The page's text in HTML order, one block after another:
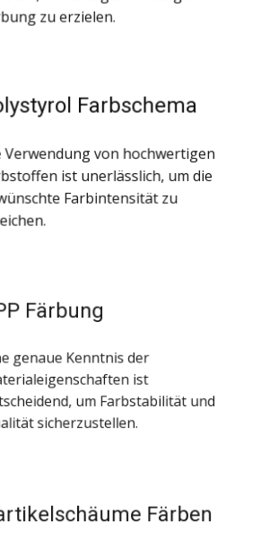
zu erzielen.
Farbschema
Verwendung von hochwertigen
ist unerlässlich, um die
Farbintensität zu
Färbung
genaue Kenntnis der
ist
um Farbstabilität und
sicherzustellen.
Färben